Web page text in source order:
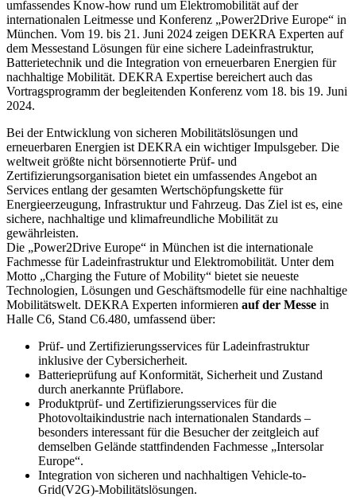
umfassendes Know-how rund um Elektromobilität auf der
internationalen Leitmesse und Konferenz „Power2Drive Europe“ in
München. Vom 19. bis 21. Juni 2024 zeigen DEKRA Experten auf
dem Messestand Lösungen für eine sichere Ladeinfrastruktur,
Batterietechnik und die Integration von erneuerbaren Energien für
nachhaltige Mobilität. DEKRA Expertise bereichert auch das
Vortragsprogramm der begleitenden Konferenz vom 18. bis 19. Juni
2024.
Bei der Entwicklung von sicheren Mobilitätslösungen und
erneuerbaren Energien ist DEKRA ein wichtiger Impulsgeber. Die
weltweit größte nicht börsennotierte Prüf- und
Zertifizierungsorganisation bietet ein umfassendes Angebot an
Services entlang der gesamten Wertschöpfungskette für
Energieerzeugung, Infrastruktur und Fahrzeug. Das Ziel ist es, eine
sichere, nachhaltige und klimafreundliche Mobilität zu
gewährleisten.
Die „Power2Drive Europe“ in München ist die internationale
Fachmesse für Ladeinfrastruktur und Elektromobilität. Unter dem
Motto „Charging the Future of Mobility“ bietet sie neueste
Technologien, Lösungen und Geschäftsmodelle für eine nachhaltige
Mobilitätswelt. DEKRA Experten informieren auf der Messe in
Halle C6, Stand C6.480, umfassend über:
Prüf- und Zertifizierungsservices für Ladeinfrastruktur
inklusive der Cybersicherheit.
Batterieprüfung auf Konformität, Sicherheit und Zustand
durch anerkannte Prüflabore.
Produktprüf- und Zertifizierungsservices für die
Photovoltaikindustrie nach internationalen Standards –
besonders interessant für die Besucher der zeitgleich auf
demselben Gelände stattfindenden Fachmesse „Intersolar
Europe“.
Integration von sicheren und nachhaltigen Vehicle-to-
Grid(V2G)-Mobilitätslösungen.